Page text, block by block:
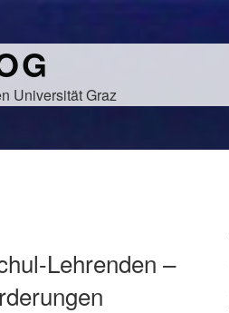
Universität Graz
Lehrenden –